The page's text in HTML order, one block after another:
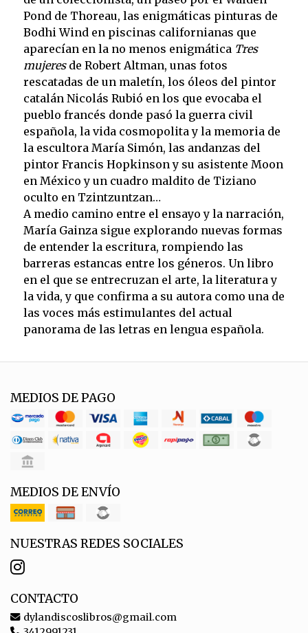
Pond de Thoreau, las enigmáticas pinturas de
Bodhi Wind en piscinas californianas que
aparecían en la no menos enigmática Tres
mujeresde Robert Altman, unas fotos
rescatadas de un maletín, los óleos del pintor
catalán Nicolás Rubió en los que evocaba el
pueblo francés donde pasó la guerra civil
española, la vida cosmopolita y la memoria de
la escultora María Simón, las andanzas del
pintor Francis Hopkinson y su asistente Moon
en México y un cuadro maldito de Tiziano
oculto en Tzintzuntzan…
A medio camino entre el ensayo y la narración,
María Gainza sigue explorando nuevas formas
de entender la escritura, rompiendo las
barreras estancas entre los géneros. Un libro
en el que se entrecruzan el arte, la literatura y
la vida, y que confirma a su autora como una de
las voces más estimulantes del actual
panorama de las letras en lengua española.
MEDIOS DE PAGO
MEDIOS DE ENVÍO
NUESTRAS REDES SOCIALES
CONTACTO
dylandiscoslibros@gmail.com